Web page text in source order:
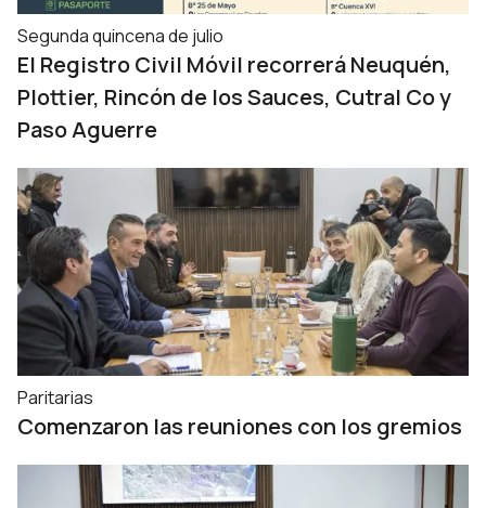
Segunda quincena de julio
El Registro Civil Móvil recorrerá Neuquén,
Plottier, Rincón de los Sauces, Cutral Co y
Paso Aguerre
Paritarias
Comenzaron las reuniones con los gremios